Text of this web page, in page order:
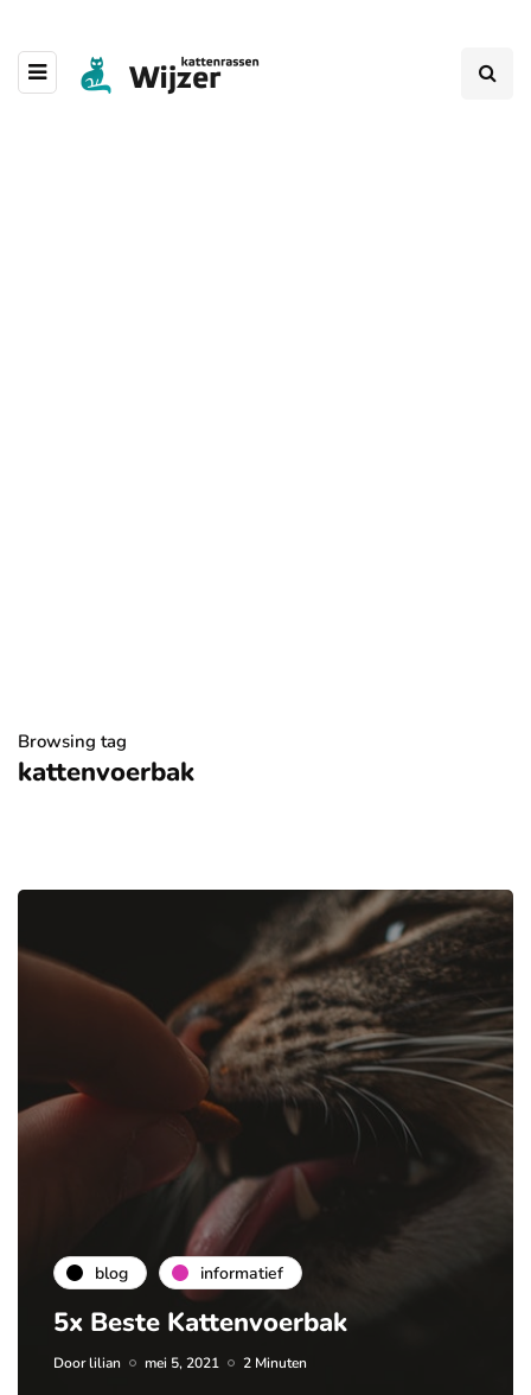
Browsing tag
kattenvoerbak
blog informatief
5x Beste Kattenvoerbak
Doorlilian mei 5, 2021 2 Minuten